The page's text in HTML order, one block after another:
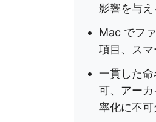
影響を与え
Mac でフ
項目、スマ
一貫した
可、アー
率化に不可